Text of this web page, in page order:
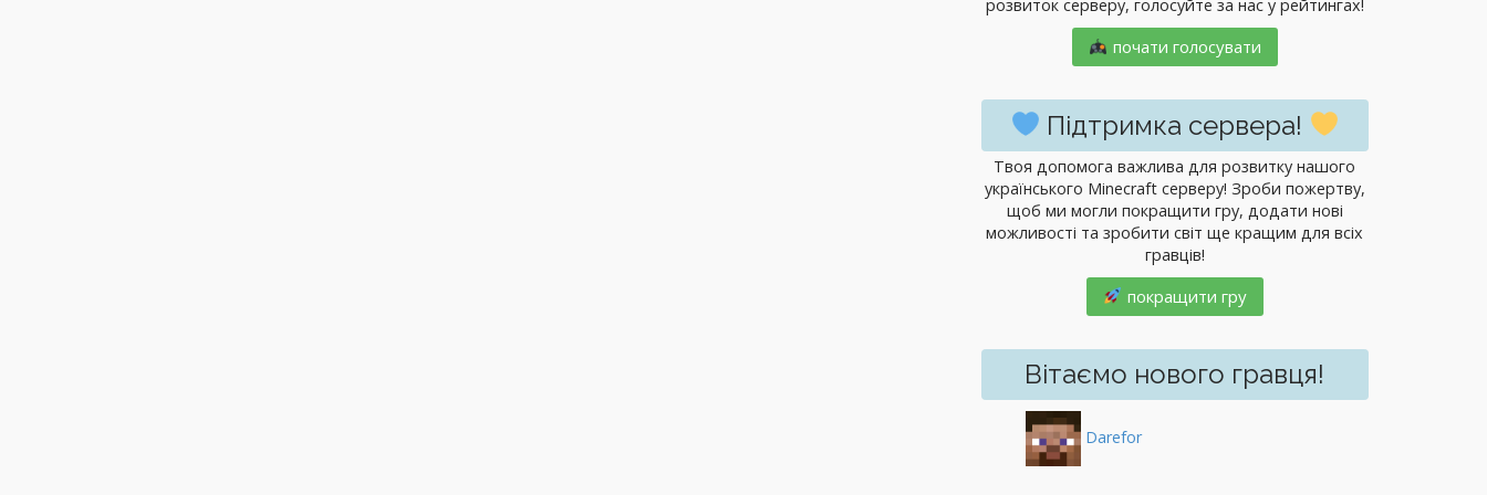
розвиток серверу, голосуйте за нас у рейтингах!
почати голосувати
Підтримка сервера!
Твоя допомога важлива для розвитку нашого
українського Minecraft серверу! Зроби пожертву,
щоб ми могли покращити гру, додати нові
можливості та зробити світ ще кращим для всіх
гравців!
покращити гру
Вітаємо нового гравця!
Darefor